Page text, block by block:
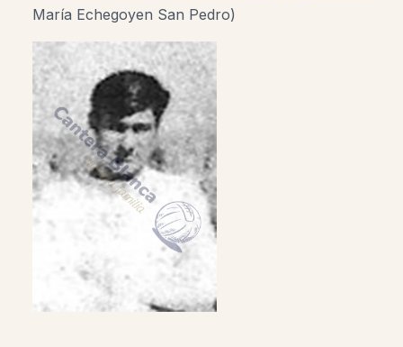
María Echegoyen San Pedro)